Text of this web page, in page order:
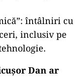
întâlniri cu
inclusiv pe
Dan ar